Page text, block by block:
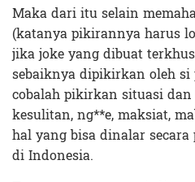
Maka dari itu selain
(katanya pikirannya harus
jika joke yang dibuat
sebaiknya dipikirkan oleh si
cobalah pikirkan situasi
kesulitan, ng**e, maksiat,
hal yang bisa dinalar
di Indonesia.